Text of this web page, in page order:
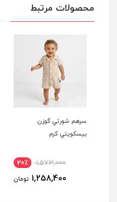
محصولات مرتبط
سرهم شورتي گوزن
بيسكويتي کرم
1,573,000 20٪
1,258,400 تومان